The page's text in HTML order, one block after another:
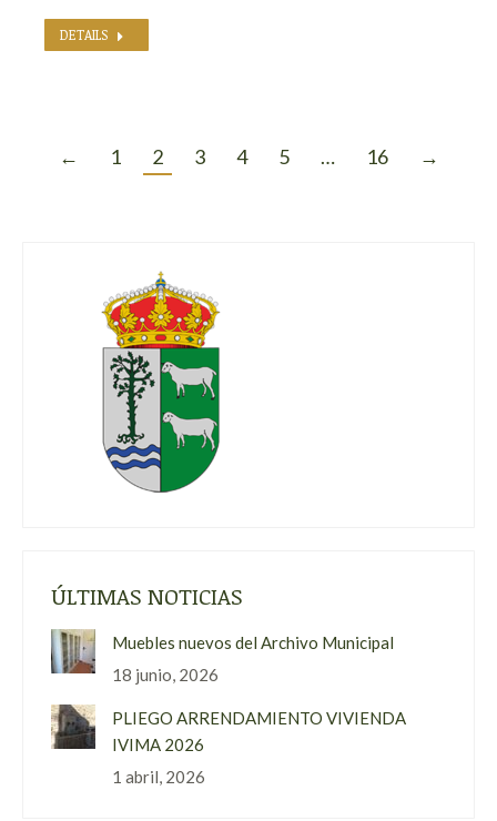
DETAILS
← 1 2 3 4 5 … 16 →
ÚLTIMAS NOTICIAS
Muebles nuevos del Archivo Municipal
18 junio, 2026
PLIEGO ARRENDAMIENTO VIVIENDA
IVIMA 2026
1 abril, 2026